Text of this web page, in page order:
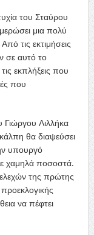
του Σταύρου
μια πολύ
τις εκτιμήσεις
σε αυτό το
εκπλήξεις που
που
Γιώργου Λιλλήκα
θα διαψεύσει
υπουργό
χαμηλά ποσοστά.
της πρώτης
να πέφτει